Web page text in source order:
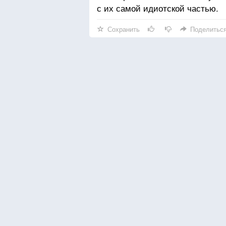
с их самой идиотской частью.
Сохранить